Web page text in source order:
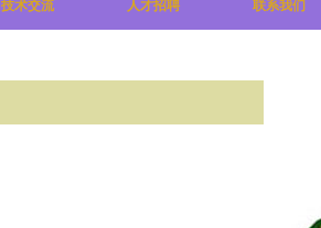
技术交流 人才招聘 联系我们